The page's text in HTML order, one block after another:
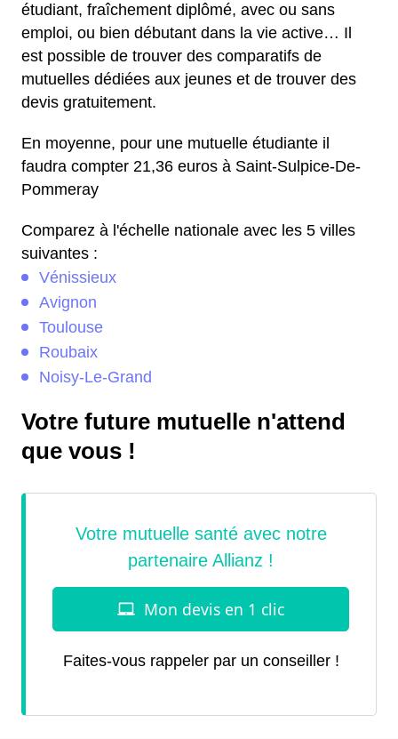
étudiant, fraîchement diplômé, avec ou sans
emploi, ou bien débutant dans la vie active… Il
est possible de trouver des comparatifs de
mutuelles dédiées aux jeunes et de trouver des
devis gratuitement.
En moyenne, pour une mutuelle étudiante il
faudra compter 21,36 euros à Saint-Sulpice-De-
Pommeray
Comparez à l'échelle nationale avec les 5 villes
suivantes :
Vénissieux
Avignon
Toulouse
Roubaix
Noisy-Le-Grand
Votre future mutuelle n'attend
que vous !
Faites-vous rappeler par un conseiller !